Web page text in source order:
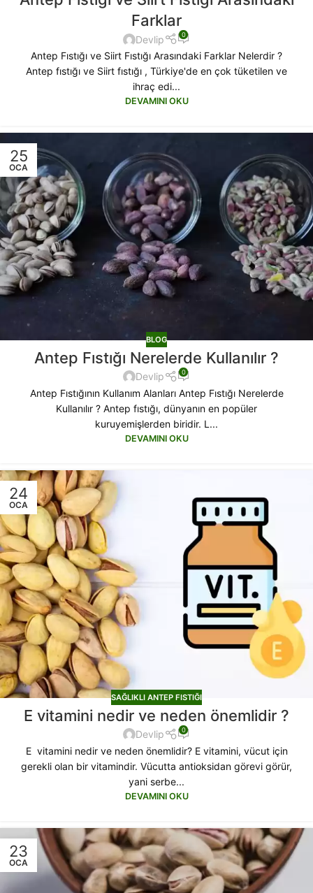
Farklar
Devlip 0
Antep Fıstığı ve Siirt Fıstığı Arasındaki Farklar Nelerdir ?
Antep fıstığı ve Siirt fıstığı , Türkiye'de en çok tüketilen ve
ihraç edi...
DEVAMINI OKU
25
OCA
BLOG
Antep Fıstığı Nerelerde Kullanılır ?
Devlip 0
Antep Fıstığının Kullanım Alanları Antep Fıstığı Nerelerde
Kullanılır ? Antep fıstığı, dünyanın en popüler
kuruyemişlerden biridir. L...
DEVAMINI OKU
24
OCA
SAĞLIKLI ANTEP FISTIĞI
E vitamini nedir ve neden önemlidir ?
Devlip 0
E vitamini nedir ve neden önemlidir? E vitamini, vücut için
gerekli olan bir vitamindir. Vücutta antioksidan görevi görür,
yani serbe...
DEVAMINI OKU
23
OCA